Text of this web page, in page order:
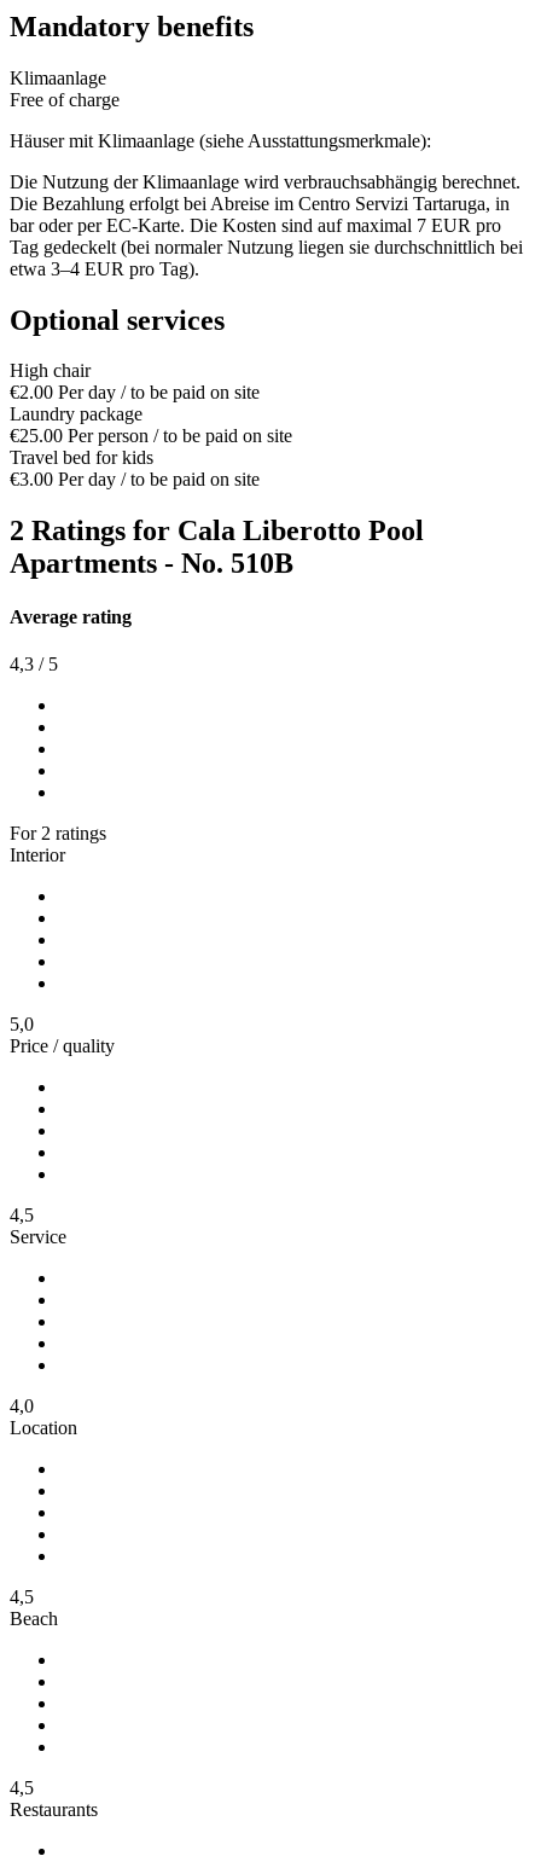
Mandatory benefits
Klimaanlage
Free of charge
Häuser mit Klimaanlage (siehe Ausstattungsmerkmale):
Die Nutzung der Klimaanlage wird verbrauchsabhängig berechnet.
Die Bezahlung erfolgt bei Abreise im Centro Servizi Tartaruga, in
bar oder per EC-Karte. Die Kosten sind auf maximal 7 EUR pro
Tag gedeckelt (bei normaler Nutzung liegen sie durchschnittlich bei
etwa 3–4 EUR pro Tag).
Optional services
High chair
€2.00 Per day / to be paid on site
Laundry package
€25.00 Per person / to be paid on site
Travel bed for kids
€3.00 Per day / to be paid on site
2 Ratings for Cala Liberotto Pool
Apartments - No. 510B
Average rating
4,3 / 5
For 2 ratings
Interior
5,0
Price / quality
4,5
Service
4,0
Location
4,5
Beach
4,5
Restaurants